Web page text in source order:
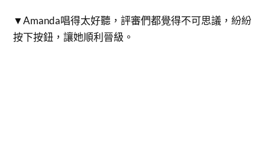
▼​Amanda唱得太好聽，評審們都覺得不可思議，紛紛
按下按鈕，讓她順利晉級。